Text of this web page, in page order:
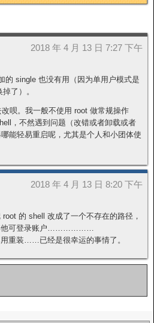
2018 年 4 月 13 日 7:27 下午
的 single 也没有用（因为单用户模式是
了）。
呗。我一般不使用 root 做常规操作
，不然遇到问题（改错或者卸载或者
能轻易重启呢，尤其是个人和小团体使
2018 年 4 月 13 日 8:20 下午
的 shell 改成了一个不存在的路径，
他可登录账户………………
重装……已经是很幸运的事情了。